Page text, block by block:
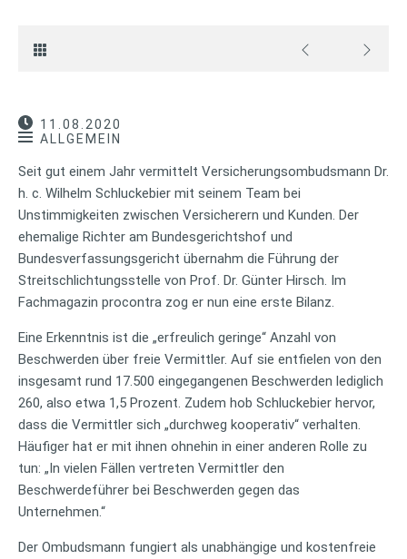
11.08.2020
ALLGEMEIN
Seit gut einem Jahr vermittelt Versicherungsombudsmann Dr.
h. c. Wilhelm Schluckebier mit seinem Team bei
Unstimmigkeiten zwischen Versicherern und Kunden. Der
ehemalige Richter am Bundesgerichtshof und
Bundesverfassungsgericht übernahm die Führung der
Streitschlichtungsstelle von Prof. Dr. Günter Hirsch. Im
Fachmagazin procontra zog er nun eine erste Bilanz.
Eine Erkenntnis ist die „erfreulich geringe“ Anzahl von
Beschwerden über freie Vermittler. Auf sie entfielen von den
insgesamt rund 17.500 eingegangenen Beschwerden lediglich
260, also etwa 1,5 Prozent. Zudem hob Schluckebier hervor,
dass die Vermittler sich „durchweg kooperativ“ verhalten.
Häufiger hat er mit ihnen ohnehin in einer anderen Rolle zu
tun: „In vielen Fällen vertreten Vermittler den
Beschwerdeführer bei Beschwerden gegen das
Unternehmen.“
Der Ombudsmann fungiert als unabhängige und kostenfreie